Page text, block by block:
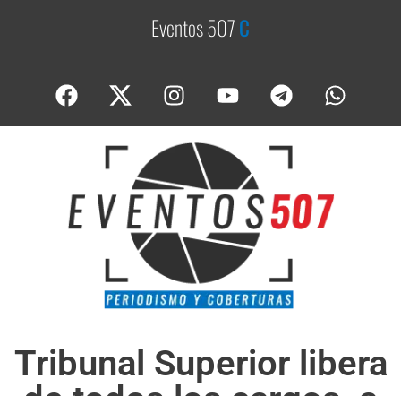
Eventos 507Cob
Tribunal Superior libera